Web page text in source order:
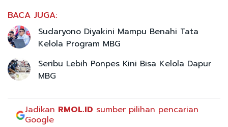
BACA JUGA:
Sudaryono Diyakini Mampu Benahi Tata
Kelola Program MBG
Seribu Lebih Ponpes Kini Bisa Kelola Dapur
MBG
Jadikan RMOL.ID sumber pilihan pencarian
Google